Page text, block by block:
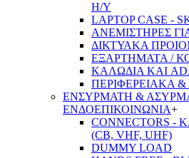
Η/Υ
LAPTOP CASE -
ΑΝΕΜΙΣΤΗΡΕΣ
ΔΙΚΤΥΑΚΑ
ΕΞΑΡΤΗΜΑΤΑ /
ΚΑΛΩΔΙΑ ΚΑΙ
ΠΕΡΙΦΕΡΕΙΑΚΑ
ΕΝΣΥΡΜΑΤΗ &
ΕΝΔΟΕΠΙΚΟΙΝΩΝΙΑ+
CONNECTORS
(CB, VHF, UHF)
DUMMY LOAD